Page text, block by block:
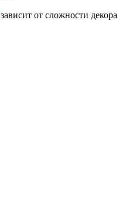
зависит от сложности декора